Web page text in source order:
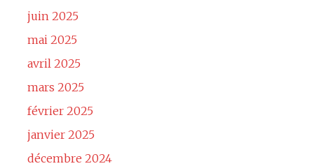
juin 2025
mai 2025
avril 2025
mars 2025
février 2025
janvier 2025
décembre 2024